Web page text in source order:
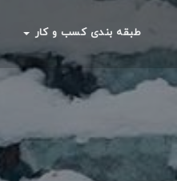
طبقه بندی کسب و کار